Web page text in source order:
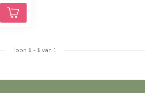
Toon 1 - 1van 1